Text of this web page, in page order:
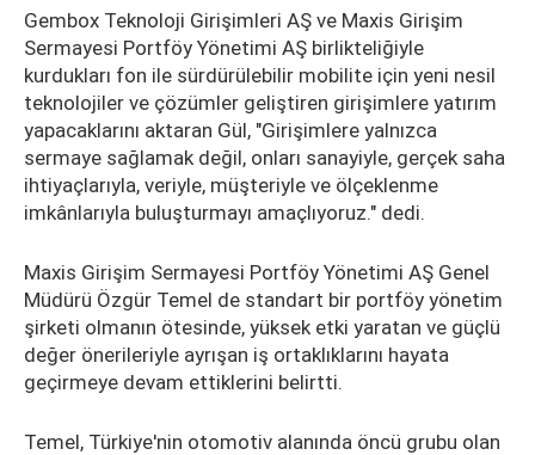
Gembox Teknoloji Girişimleri AŞ ve Maxis Girişim
Sermayesi Portföy Yönetimi AŞ birlikteliğiyle
kurdukları fon ile sürdürülebilir mobilite için yeni nesil
teknolojiler ve çözümler geliştiren girişimlere yatırım
yapacaklarını aktaran Gül, "Girişimlere yalnızca
sermaye sağlamak değil, onları sanayiyle, gerçek saha
ihtiyaçlarıyla, veriyle, müşteriyle ve ölçeklenme
imkânlarıyla buluşturmayı amaçlıyoruz." dedi.
Maxis Girişim Sermayesi Portföy Yönetimi AŞ Genel
Müdürü Özgür Temel de standart bir portföy yönetim
şirketi olmanın ötesinde, yüksek etki yaratan ve güçlü
değer önerileriyle ayrışan iş ortaklıklarını hayata
geçirmeye devam ettiklerini belirtti.
Temel, Türkiye'nin otomotiv alanında öncü grubu olan